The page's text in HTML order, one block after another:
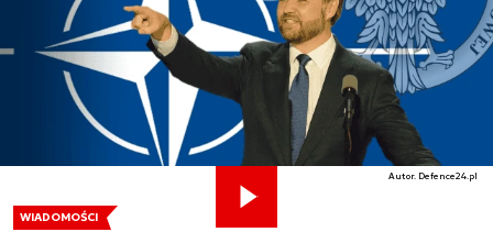
WIADOMOŚCI
Autor. Defence24.pl